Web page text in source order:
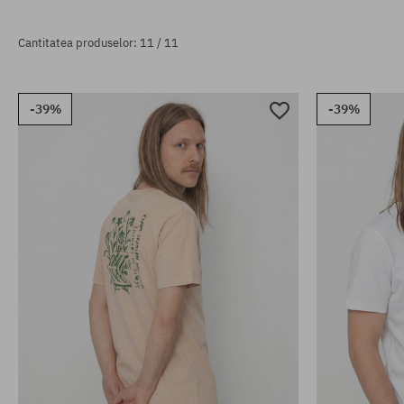
Cantitatea produselor: 11 / 11
-39% -39%